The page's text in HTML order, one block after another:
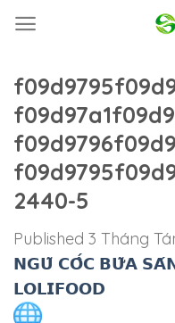
2440-5
Published 3 Tháng
𝗡𝗚𝗨̃ 𝗖𝗢̂́𝗖 𝗕𝗨̛̃𝗔
𝗟𝗢𝗟𝗜𝗙𝗢𝗢𝗗